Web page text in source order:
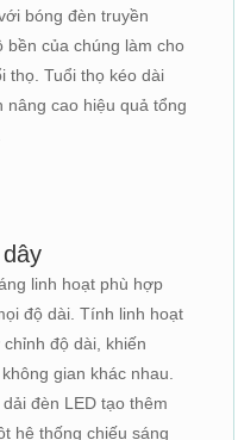
bóng đèn truyền
bền của chúng làm cho
thọ. Tuổi thọ kéo dài
nâng cao hiệu quả tổng
linh hoạt phù hợp
độ dài. Tính linh hoạt
độ dài, khiến
gian khác nhau.
đèn LED tạo thêm
hệ thống chiếu sáng